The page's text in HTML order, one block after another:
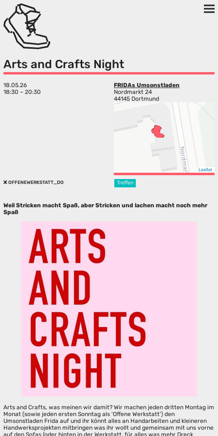
Arts and Crafts Night
18.05.26
18:30 – 20:30
FRIDAs Umsonstladen
Nordmarkt 24
44145 Dortmund
Leaflet
OFFENEWERKSTATT_DO Treffen
Weil Stricken macht Spaß, aber Stricken und lachen macht noch mehr
Spaß
Arts and Crafts, was meinen wir damit? Wir machen jeden dritten Montag im
Monat (sowie jeden ersten Sonntag als 'Offene Werkstatt') den
Umsonstladen Frida auf und ihr könnt alles an Handarbeiten und kleineren
Handwerksprojekten mitbringen was ihr wollt und gemeinsam mit uns vorne
auf den Sofas (oder hinten in der Werkstatt, für alles was mehr Dreck